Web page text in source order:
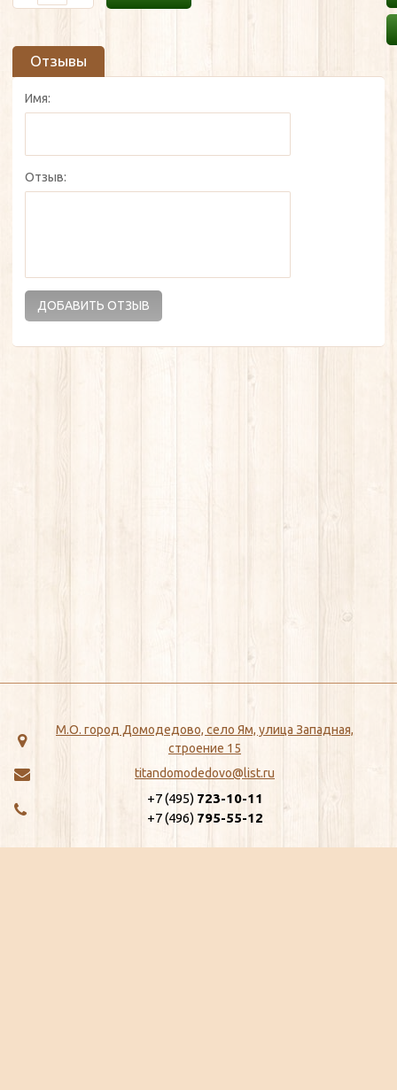
Отзывы
Имя:
Отзыв:
М.О. город Домодедово, село Ям, улица Западная,
строение 15
titandomodedovo@list.ru
+7 (495) 723-10-11
+7 (496) 795-55-12